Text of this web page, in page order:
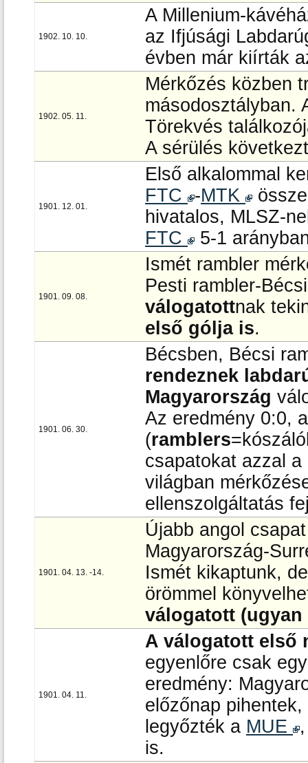
1902. 10. 10.
A Millenium-
az Ifjúsági
évben már kiírták
1902. 05. 11.
Mérkőzés közben
másodosztályban.
Törekvés
A sérülés
1901. 12. 01.
Első alkalommal
FTC
-MTK
hivatalos, MLSZ-
FTC
5-1
1901. 09. 08.
Ismét rambler
Pesti rambler-
válogatottnak
első gólja is.
1901. 06. 30.
Bécsben, Bécsi
rendeznek
Magyarország
Az eredmény 0:0,
(ramblers
csapatokat azzal
világban
ellenszolgáltatás
1901. 04. 13. -14.
Újabb angol
Magyarország-
Ismét kikaptunk,
örömmel
válogatott
1901. 04. 11.
A válogatott első
egyenlőre csak
eredmény:
előzőnap
legyőzték a MUE
is.